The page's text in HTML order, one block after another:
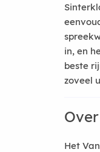
in, en
beste
zoveel
Het